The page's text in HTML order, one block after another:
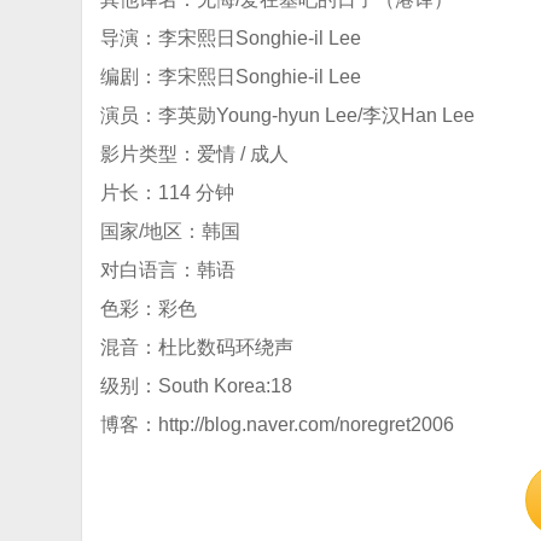
导演：李宋熙日Songhie-il Lee
编剧：李宋熙日Songhie-il Lee
演员：李英勋Young-hyun Lee/李汉Han Lee
影片类型：爱情 / 成人
片长：114 分钟
国家/地区：韩国
对白语言：韩语
色彩：彩色
混音：杜比数码环绕声
级别：South Korea:18
博客：http://blog.naver.com/noregret2006